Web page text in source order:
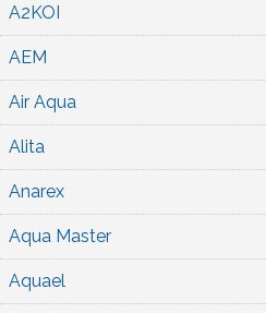
A2KOI
AEM
Air Aqua
Alita
Anarex
Aqua Master
Aquael